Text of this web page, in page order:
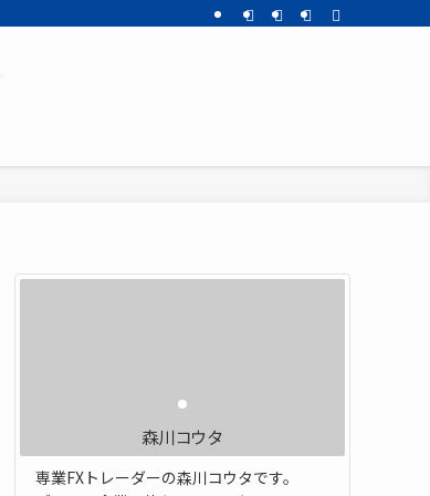
森川コウタ
専業FXトレーダーの森川コウタです。